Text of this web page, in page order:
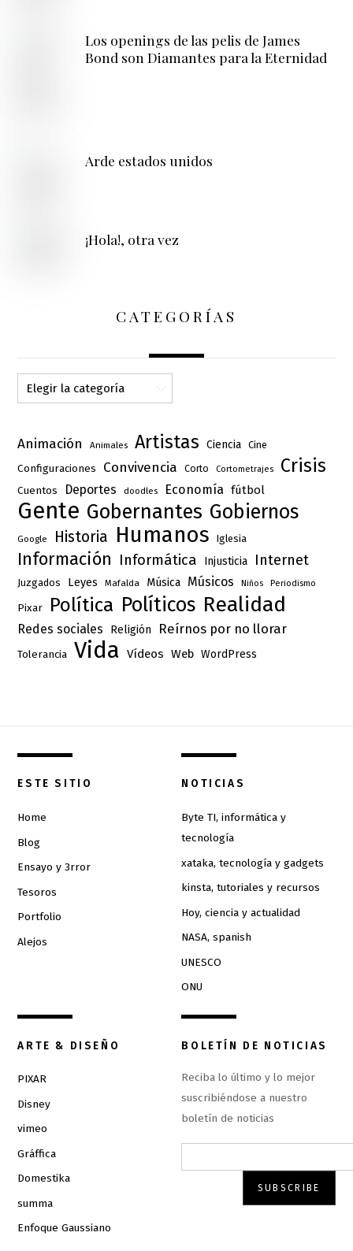
Los openings de las pelis de James
Bond son Diamantes para la Eternidad
Arde estados unidos
¡Hola!, otra vez
CATEGORÍAS
Categorías
Animación Animales Artistas Ciencia Cine
Configuraciones Convivencia Corto Cortometrajes Crisis
Cuentos Deportes doodles Economía fútbol
Gente Gobernantes Gobiernos
Google Historia Humanos Iglesia
Información Informática Injusticia Internet
Juzgados Leyes Mafalda Música Músicos Niños Periodismo
Pixar Política Políticos Realidad
Redes sociales Religión Reírnos por no llorar
Tolerancia Vida Vídeos Web WordPress
ESTE SITIO
Home
Blog
Ensayo y 3rror
Tesoros
Portfolio
Alejos
NOTICIAS
Byte TI, informática y
tecnología
xataka, tecnología y gadgets
kinsta, tutoriales y recursos
Hoy, ciencia y actualidad
NASA, spanish
UNESCO
ONU
ARTE & DISEÑO
PIXAR
Disney
vimeo
Gráffica
Domestika
summa
Enfoque Gaussiano
BOLETÍN DE NOTICIAS
Reciba lo último y lo mejor
suscribiéndose a nuestro
boletín de noticias